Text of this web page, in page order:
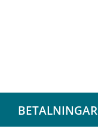
BETALNINGAR